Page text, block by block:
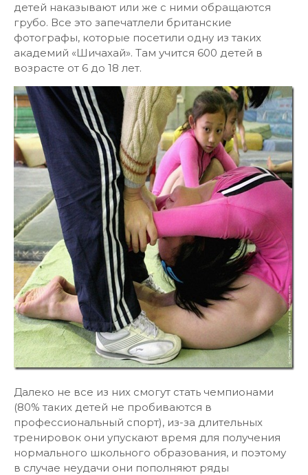
детей наказывают или же с ними обращаются
грубо. Все это запечатлели британские
фотографы, которые посетили одну из таких
академий «Шичахай». Там учится 600 детей в
возрасте от 6 до 18 лет.
Далеко не все из них смогут стать чемпионами
(80% таких детей не пробиваются в
профессиональный спорт), из-за длительных
тренировок они упускают время для получения
нормального школьного образования, и поэтому
в случае неудачи они пополняют ряды